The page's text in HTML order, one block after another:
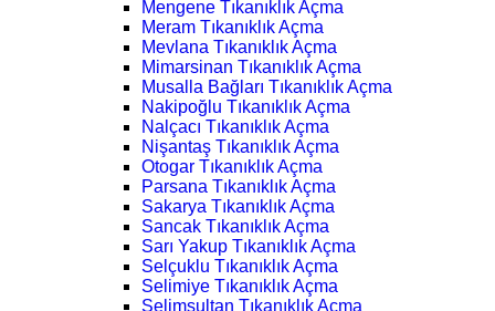
Mengene Tıkanıklık Açma
Meram Tıkanıklık Açma
Mevlana Tıkanıklık Açma
Mimarsinan Tıkanıklık Açma
Musalla Bağları Tıkanıklık Açma
Nakipoğlu Tıkanıklık Açma
Nalçacı Tıkanıklık Açma
Nişantaş Tıkanıklık Açma
Otogar Tıkanıklık Açma
Parsana Tıkanıklık Açma
Sakarya Tıkanıklık Açma
Sancak Tıkanıklık Açma
Sarı Yakup Tıkanıklık Açma
Selçuklu Tıkanıklık Açma
Selimiye Tıkanıklık Açma
Selimsultan Tıkanıklık Açma